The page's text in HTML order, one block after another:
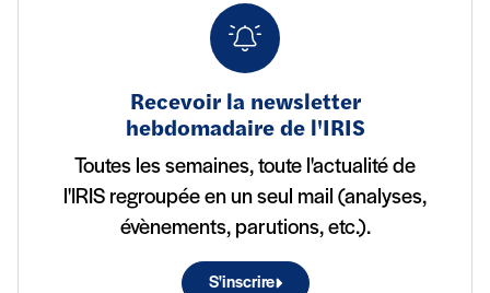
Recevoir la newsletter
hebdomadaire de l'IRIS
Toutes les semaines, toute l'actualité de
l'IRIS regroupée en un seul mail (analyses,
évènements, parutions, etc.).
S'inscrire